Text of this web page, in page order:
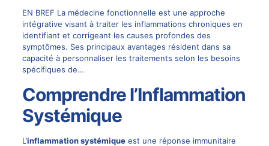
EN BREF La médecine fonctionnelle est une approche
intégrative visant à traiter les inflammations chroniques en
identifiant et corrigeant les causes profondes des
symptômes. Ses principaux avantages résident dans sa
capacité à personnaliser les traitements selon les besoins
spécifiques de…
Comprendre l’Inflammation
Systémique
L’inflammation systémiqueest une réponse immunitaire